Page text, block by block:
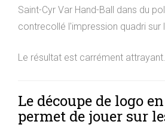
Saint-Cyr Var Hand-Ball dans du
contrecollé l'impression quadri sur
Le résultat est carrément attrayant.
Le découpe de logo
permet de jouer sur